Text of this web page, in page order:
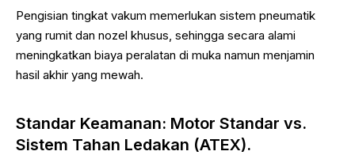
Pengisian tingkat vakum memerlukan sistem pneumatik
yang rumit dan nozel khusus, sehingga secara alami
meningkatkan biaya peralatan di muka namun menjamin
hasil akhir yang mewah.
Standar Keamanan: Motor Standar vs.
Sistem Tahan Ledakan (ATEX).